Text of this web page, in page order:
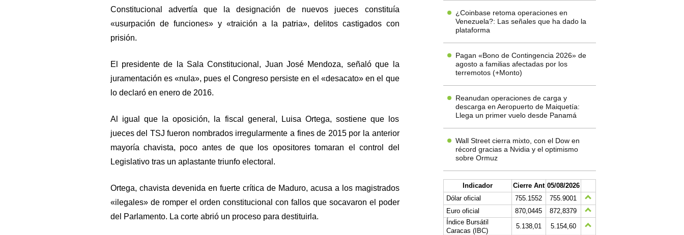
Constitucional advertía que la designación de nuevos jueces constituía
«usurpación de funciones» y «traición a la patria», delitos castigados con
prisión.
El presidente de la Sala Constitucional, Juan José Mendoza, señaló que la
juramentación es «nula», pues el Congreso persiste en el «desacato» en el que
lo declaró en enero de 2016.
Al igual que la oposición, la fiscal general, Luisa Ortega, sostiene que los
jueces del TSJ fueron nombrados irregularmente a fines de 2015 por la anterior
mayoría chavista, poco antes de que los opositores tomaran el control del
Legislativo tras un aplastante triunfo electoral.
Ortega, chavista devenida en fuerte crítica de Maduro, acusa a los magistrados
«ilegales» de romper el orden constitucional con fallos que socavaron el poder
del Parlamento. La corte abrió un proceso para destituirla.
¿Coinbase retoma operaciones en
Venezuela?: Las señales que ha dado la
plataforma
Pagan «Bono de Contingencia 2026» de
agosto a familias afectadas por los
terremotos (+Monto)
Reanudan operaciones de carga y
descarga en Aeropuerto de Maiquetía:
Llega un primer vuelo desde Panamá
Wall Street cierra mixto, con el Dow en
récord gracias a Nvidia y el optimismo
sobre Ormuz
Indicador Cierre Ant 05/08/2026
Dólar oficial
755.1552
755.9001
Euro oficial
870,0445
872,8379
Índice Bursátil
Caracas (IBC)
5.138,01
5.154,60